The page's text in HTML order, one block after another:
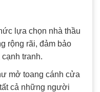
lựa chọn nhà thầu
rộng rãi, đảm bảo
tranh.
mở toang cánh cửa
cả những người